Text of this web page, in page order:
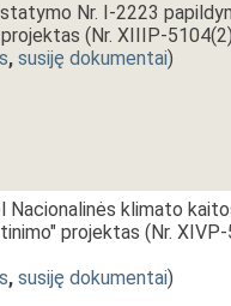
Nr. I-2223
(Nr. XIIIP-
, susiję dokumentai)
Nacionalinės klimato
projektas (Nr.
, susiję dokumentai)